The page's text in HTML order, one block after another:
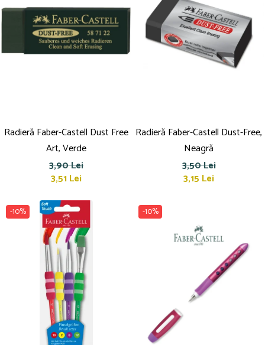
Radieră Faber-Castell Dust Free
Art, Verde
3,90 Lei
3,51 Lei
Radieră Faber-Castell Dust-Free,
Neagră
3,50 Lei
3,15 Lei
-10% -10%